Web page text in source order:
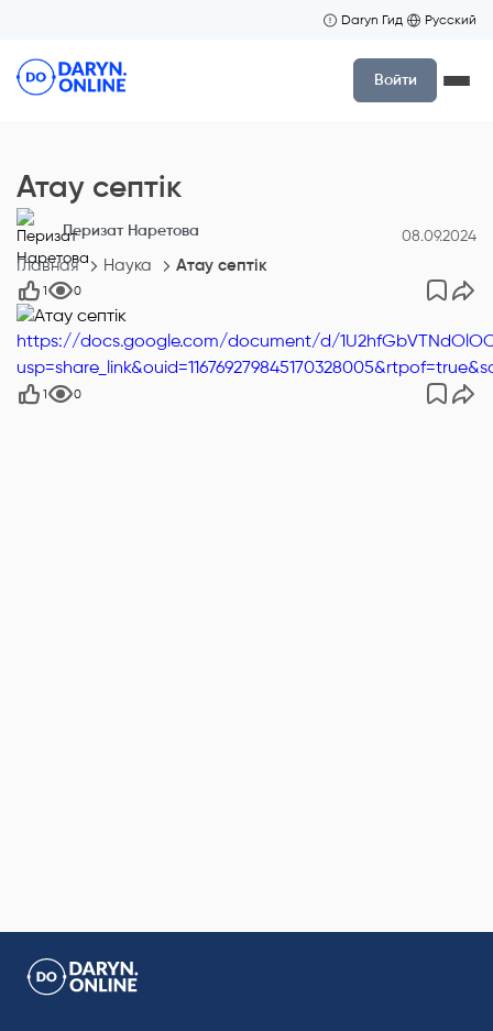
Daryn Гид Русский
Войти
Атау септік
Перизат Наретова 08.09.2024
Главная Наука Атау септік
1 0
https://docs.google.com/document/d/
1 0